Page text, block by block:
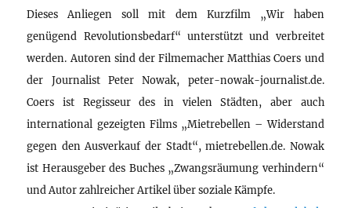
Dieses Anliegen soll mit dem Kurzfilm „Wir haben
genügend Revolutionsbedarf“ unterstützt und verbreitet
werden. Autoren sind der Filmemacher Matthias Coers und
der Journalist Peter Nowak, peter-nowak-journalist.de.
Coers ist Regisseur des in vielen Städten, aber auch
international gezeigten Films „Mietrebellen – Widerstand
gegen den Ausverkauf der Stadt“, mietrebellen.de. Nowak
ist Herausgeber des Buches „Zwangsräumung verhindern“
und Autor zahlreicher Artikel über soziale Kämpfe.